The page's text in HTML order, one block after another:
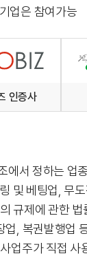
업은 참여가능
인증사
에서 정하는 업
및 베팅업, 무
규제에 관
업, 복권발행업
업주가 직접 사